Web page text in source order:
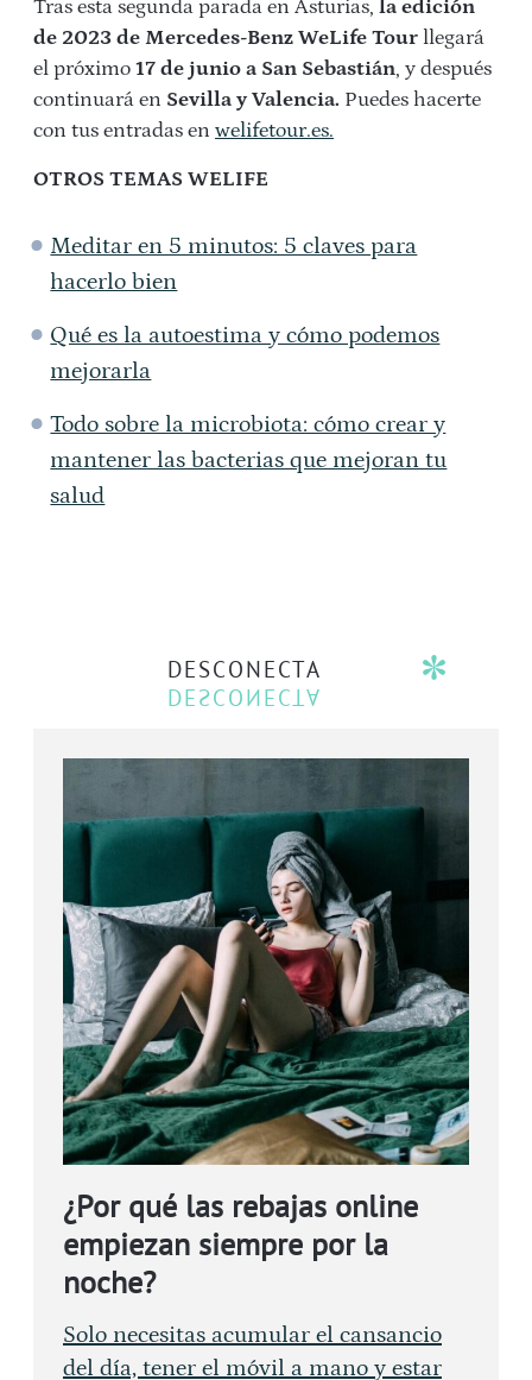
Tras esta segunda parada en Asturias, la edición
de 2023 de Mercedes-Benz WeLife Tour llegará
el próximo 17 de junio a San Sebastián, y después
continuará en Sevilla y Valencia. Puedes hacerte
con tus entradas en welifetour.es.
OTROS TEMAS WELIFE
Meditar en 5 minutos: 5 claves para
hacerlo bien
Qué es la autoestima y cómo podemos
mejorarla
Todo sobre la microbiota: cómo crear y
mantener las bacterias que mejoran tu
salud
DESCONECTA
¿Por qué las rebajas online
empiezan siempre por la
noche?
Solo necesitas acumular el cansancio
del día, tener el móvil a mano y estar